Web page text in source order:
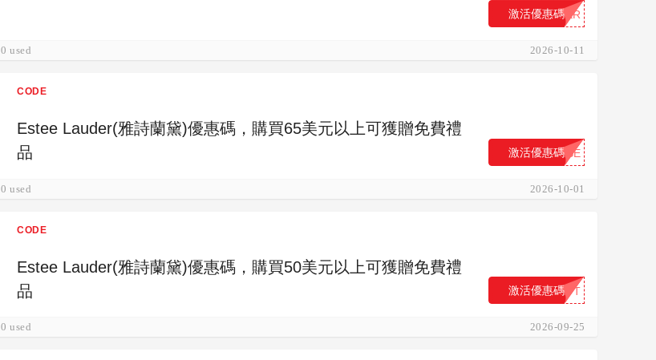
...ER
激活優惠碼
0 used 2026-10-11
CODE
Estee Lauder(雅詩蘭黛)優惠碼，購買65美元以上可獲贈免費禮
品
...SE
激活優惠碼
0 used 2026-10-01
CODE
Estee Lauder(雅詩蘭黛)優惠碼，購買50美元以上可獲贈免費禮
品
...FT
激活優惠碼
0 used 2026-09-25